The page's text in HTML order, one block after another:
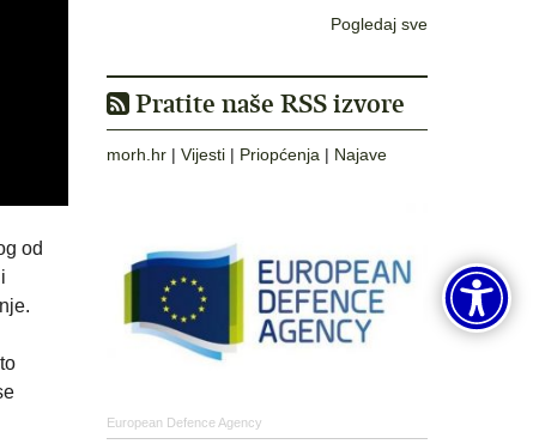
od
Pogledaj sve
Pratite naše RSS izvore
morh.hr | Vijesti | Priopćenja | Najave
European Defence Agency